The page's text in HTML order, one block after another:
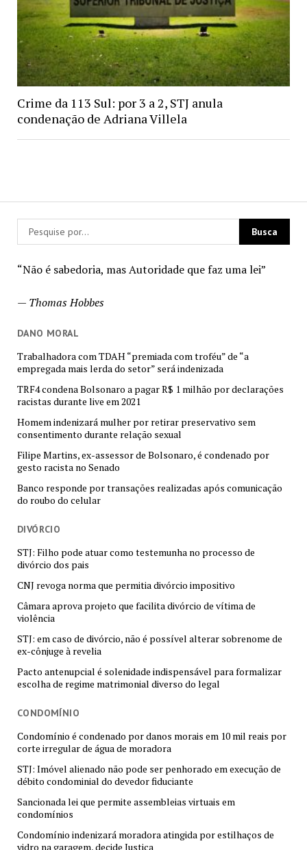
“Não é sabedoria, mas Autoridade que faz uma lei”
— Thomas Hobbes
DANO MORAL
Trabalhadora com TDAH “premiada com troféu” de “a
empregada mais lerda do setor” será indenizada
TRF4 condena Bolsonaro a pagar R$ 1 milhão por declarações
racistas durante live em 2021
Homem indenizará mulher por retirar preservativo sem
consentimento durante relação sexual
Filipe Martins, ex-assessor de Bolsonaro, é condenado por
gesto racista no Senado
Banco responde por transações realizadas após comunicação
do roubo do celular
DIVÓRCIO
STJ: Filho pode atuar como testemunha no processo de
divórcio dos pais
CNJ revoga norma que permitia divórcio impositivo
Câmara aprova projeto que facilita divórcio de vítima de
violência
STJ: em caso de divórcio, não é possível alterar sobrenome de
ex-cônjuge à revelia
Pacto antenupcial é solenidade indispensável para formalizar
escolha de regime matrimonial diverso do legal
CONDOMÍNIO
Condomínio é condenado por danos morais em 10 mil reais por
corte irregular de água de moradora
STJ: Imóvel alienado não pode ser penhorado em execução de
débito condominial do devedor fiduciante
Sancionada lei que permite assembleias virtuais em
condomínios
Condomínio indenizará moradora atingida por estilhaços de
vidro na garagem, decide Justiça
Crime da 113 Sul: por 3 a 2, STJ anula
condenação de Adriana Villela